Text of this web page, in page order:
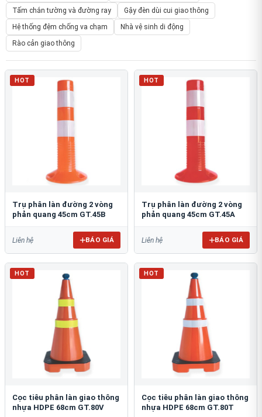
Tấm chắn tường và đường ray
Gậy đèn dùi cui giao thông
Hệ thống đệm chống va chạm
Nhà vệ sinh di động
Rào cản giao thông
HOT
Trụ phân làn đường 2 vòng
phản quang 45cm GT.45B
Liên hệ BÁO GIÁ
HOT
Trụ phân làn đường 2 vòng
phản quang 45cm GT.45A
Liên hệ BÁO GIÁ
HOT
Cọc tiêu phân làn giao thông
nhựa HDPE 68cm GT.80V
HOT
Cọc tiêu phân làn giao thông
nhựa HDPE 68cm GT.80T